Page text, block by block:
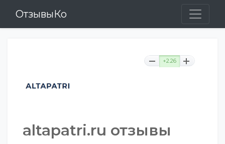
ОтзывыКо
+2.26
altapatri.ru отзывы